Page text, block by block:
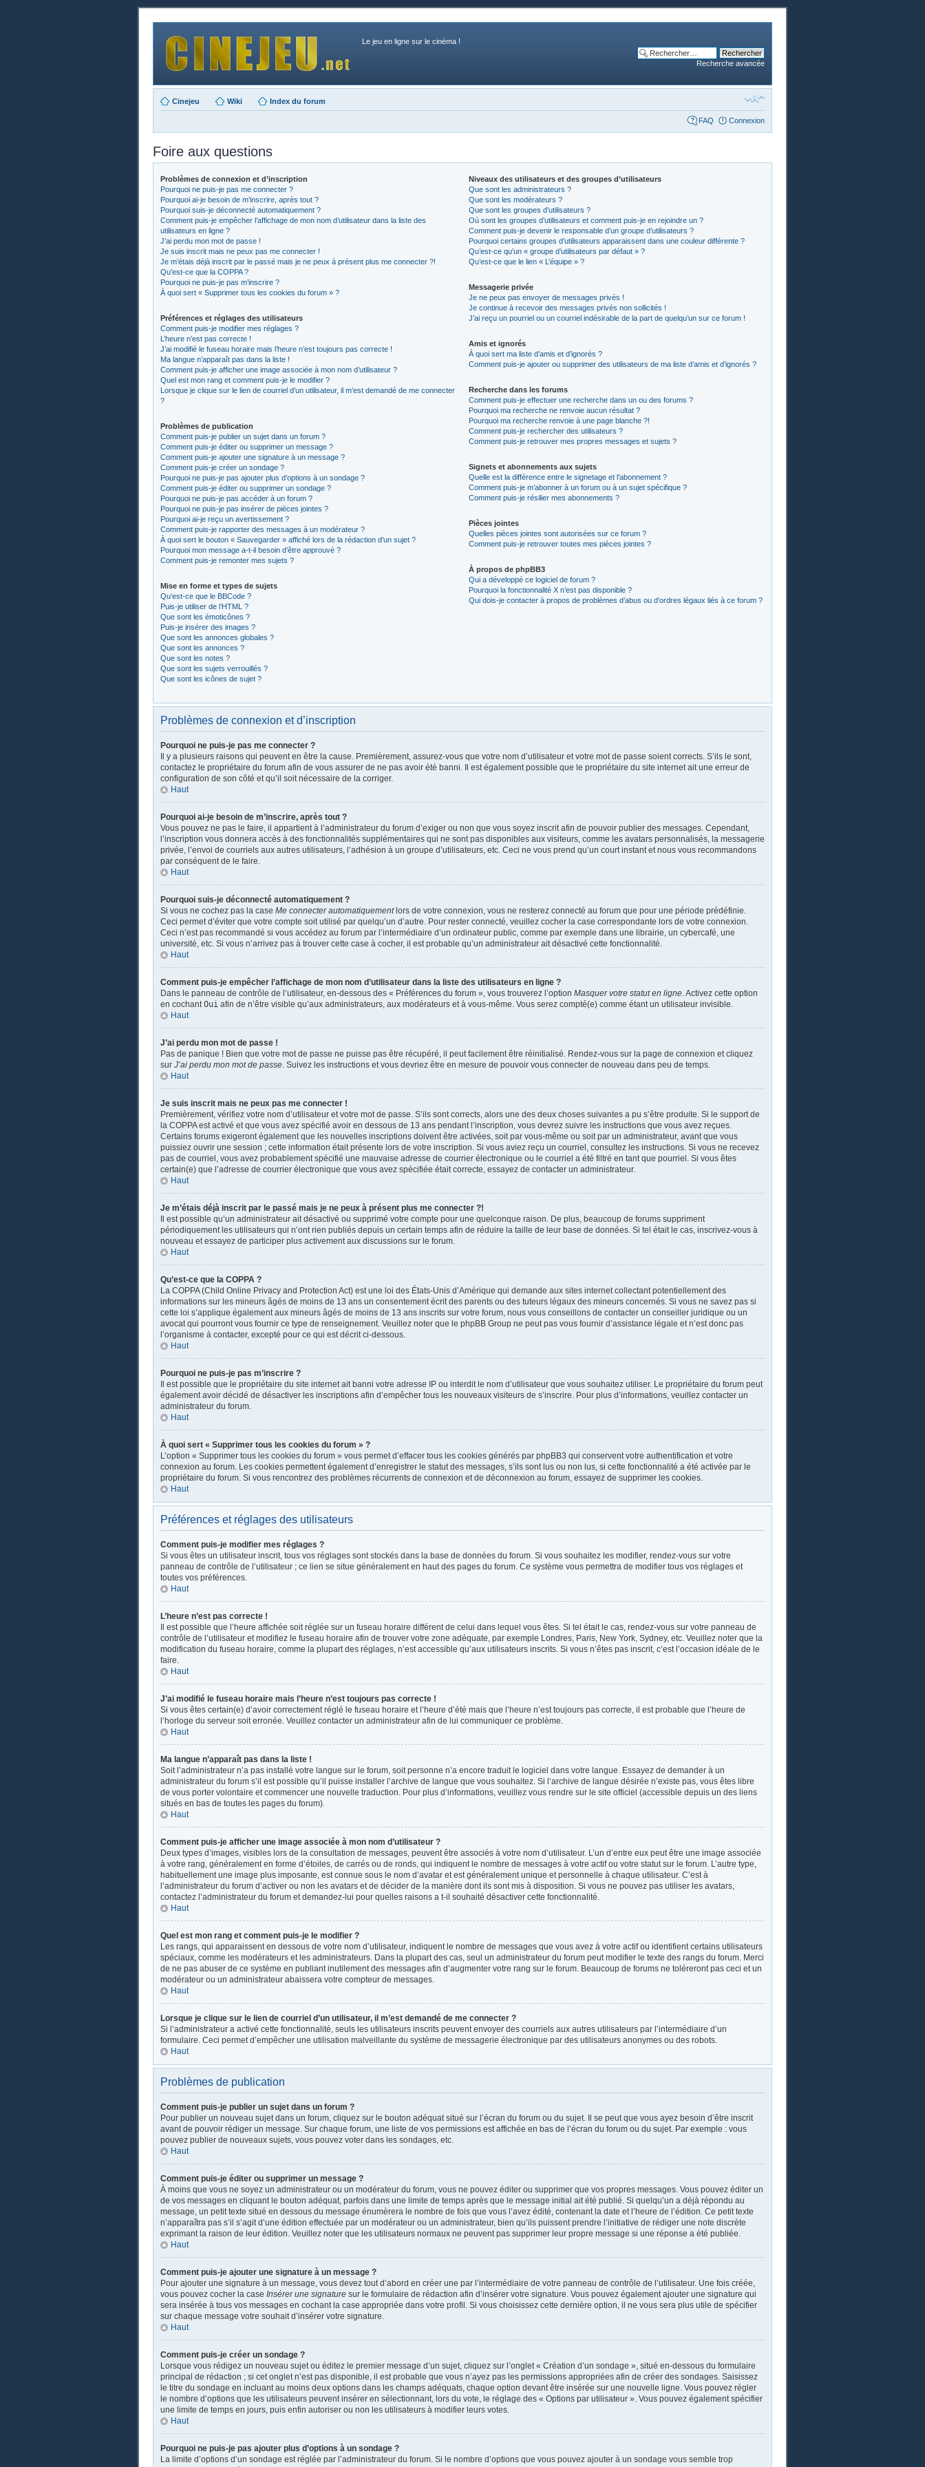
Le jeu en ligne sur le cinéma !
Recherche avancée
Cinejeu Wiki Index du forum
FAQ Connexion
Foire aux questions
Problèmes de connexion et d’inscription
Pourquoi ne puis-je pas me connecter ?
Pourquoi ai-je besoin de m’inscrire, après tout ?
Pourquoi suis-je déconnecté automatiquement ?
Comment puis-je empêcher l’affichage de mon nom d’utilisateur dans la liste des
utilisateurs en ligne ?
J’ai perdu mon mot de passe !
Je suis inscrit mais ne peux pas me connecter !
Je m’étais déjà inscrit par le passé mais je ne peux à présent plus me connecter ?!
Qu’est-ce que la COPPA ?
Pourquoi ne puis-je pas m’inscrire ?
À quoi sert « Supprimer tous les cookies du forum » ?
Préférences et réglages des utilisateurs
Comment puis-je modifier mes réglages ?
L’heure n’est pas correcte !
J’ai modifié le fuseau horaire mais l’heure n’est toujours pas correcte !
Ma langue n’apparaît pas dans la liste !
Comment puis-je afficher une image associée à mon nom d’utilisateur ?
Quel est mon rang et comment puis-je le modifier ?
Lorsque je clique sur le lien de courriel d’un utilisateur, il m’est demandé de me connecter
?
Problèmes de publication
Comment puis-je publier un sujet dans un forum ?
Comment puis-je éditer ou supprimer un message ?
Comment puis-je ajouter une signature à un message ?
Comment puis-je créer un sondage ?
Pourquoi ne puis-je pas ajouter plus d’options à un sondage ?
Comment puis-je éditer ou supprimer un sondage ?
Pourquoi ne puis-je pas accéder à un forum ?
Pourquoi ne puis-je pas insérer de pièces jointes ?
Pourquoi ai-je reçu un avertissement ?
Comment puis-je rapporter des messages à un modérateur ?
À quoi sert le bouton « Sauvegarder » affiché lors de la rédaction d’un sujet ?
Pourquoi mon message a-t-il besoin d’être approuvé ?
Comment puis-je remonter mes sujets ?
Mise en forme et types de sujets
Qu’est-ce que le BBCode ?
Puis-je utiliser de l’HTML ?
Que sont les émoticônes ?
Puis-je insérer des images ?
Que sont les annonces globales ?
Que sont les annonces ?
Que sont les notes ?
Que sont les sujets verrouillés ?
Que sont les icônes de sujet ?
Niveaux des utilisateurs et des groupes d’utilisateurs
Que sont les administrateurs ?
Que sont les modérateurs ?
Que sont les groupes d’utilisateurs ?
Où sont les groupes d’utilisateurs et comment puis-je en rejoindre un ?
Comment puis-je devenir le responsable d’un groupe d’utilisateurs ?
Pourquoi certains groupes d’utilisateurs apparaissent dans une couleur différente ?
Qu’est-ce qu’un « groupe d’utilisateurs par défaut » ?
Qu’est-ce que le lien « L’équipe » ?
Messagerie privée
Je ne peux pas envoyer de messages privés !
Je continue à recevoir des messages privés non sollicités !
J’ai reçu un pourriel ou un courriel indésirable de la part de quelqu’un sur ce forum !
Amis et ignorés
À quoi sert ma liste d’amis et d’ignorés ?
Comment puis-je ajouter ou supprimer des utilisateurs de ma liste d’amis et d’ignorés ?
Recherche dans les forums
Comment puis-je effectuer une recherche dans un ou des forums ?
Pourquoi ma recherche ne renvoie aucun résultat ?
Pourquoi ma recherche renvoie à une page blanche ?!
Comment puis-je rechercher des utilisateurs ?
Comment puis-je retrouver mes propres messages et sujets ?
Signets et abonnements aux sujets
Quelle est la différence entre le signetage et l’abonnement ?
Comment puis-je m’abonner à un forum ou à un sujet spécifique ?
Comment puis-je résilier mes abonnements ?
Pièces jointes
Quelles pièces jointes sont autorisées sur ce forum ?
Comment puis-je retrouver toutes mes pièces jointes ?
À propos de phpBB3
Qui a développé ce logiciel de forum ?
Pourquoi la fonctionnalité X n’est pas disponible ?
Qui dois-je contacter à propos de problèmes d’abus ou d’ordres légaux liés à ce forum ?
Problèmes de connexion et d’inscription
Pourquoi ne puis-je pas me connecter ?
Il y a plusieurs raisons qui peuvent en être la cause. Premièrement, assurez-vous que votre nom d’utilisateur et votre mot de passe soient corrects. S’ils le sont,
contactez le propriétaire du forum afin de vous assurer de ne pas avoir été banni. Il est également possible que le propriétaire du site internet ait une erreur de
configuration de son côté et qu’il soit nécessaire de la corriger.
Haut
Pourquoi ai-je besoin de m’inscrire, après tout ?
Vous pouvez ne pas le faire, il appartient à l’administrateur du forum d’exiger ou non que vous soyez inscrit afin de pouvoir publier des messages. Cependant,
l’inscription vous donnera accès à des fonctionnalités supplémentaires qui ne sont pas disponibles aux visiteurs, comme les avatars personnalisés, la messagerie
privée, l’envoi de courriels aux autres utilisateurs, l’adhésion à un groupe d’utilisateurs, etc. Ceci ne vous prend qu’un court instant et nous vous recommandons
par conséquent de le faire.
Haut
Pourquoi suis-je déconnecté automatiquement ?
Si vous ne cochez pas la case Me connecter automatiquementlors de votre connexion, vous ne resterez connecté au forum que pour une période prédéfinie.
Ceci permet d’éviter que votre compte soit utilisé par quelqu’un d’autre. Pour rester connecté, veuillez cocher la case correspondante lors de votre connexion.
Ceci n’est pas recommandé si vous accédez au forum par l’intermédiaire d’un ordinateur public, comme par exemple dans une librairie, un cybercafé, une
université, etc. Si vous n’arrivez pas à trouver cette case à cocher, il est probable qu’un administrateur ait désactivé cette fonctionnalité.
Haut
Comment puis-je empêcher l’affichage de mon nom d’utilisateur dans la liste des utilisateurs en ligne ?
Dans le panneau de contrôle de l’utilisateur, en-dessous des « Préférences du forum », vous trouverez l’option Masquer votre statut en ligne. Activez cette option
en cochantOui afin de n’être visible qu’aux administrateurs, aux modérateurs et à vous-même. Vous serez compté(e) comme étant un utilisateur invisible.
Haut
J’ai perdu mon mot de passe !
Pas de panique ! Bien que votre mot de passe ne puisse pas être récupéré, il peut facilement être réinitialisé. Rendez-vous sur la page de connexion et cliquez
sur J’ai perdu mon mot de passe. Suivez les instructions et vous devriez être en mesure de pouvoir vous connecter de nouveau dans peu de temps.
Haut
Je suis inscrit mais ne peux pas me connecter !
Premièrement, vérifiez votre nom d’utilisateur et votre mot de passe. S’ils sont corrects, alors une des deux choses suivantes a pu s’être produite. Si le support de
la COPPA est activé et que vous avez spécifié avoir en dessous de 13 ans pendant l’inscription, vous devrez suivre les instructions que vous avez reçues.
Certains forums exigeront également que les nouvelles inscriptions doivent être activées, soit par vous-même ou soit par un administrateur, avant que vous
puissiez ouvrir une session ; cette information était présente lors de votre inscription. Si vous aviez reçu un courriel, consultez les instructions. Si vous ne recevez
pas de courriel, vous avez probablement spécifié une mauvaise adresse de courrier électronique ou le courriel a été filtré en tant que pourriel. Si vous êtes
certain(e) que l’adresse de courrier électronique que vous avez spécifiée était correcte, essayez de contacter un administrateur.
Haut
Je m’étais déjà inscrit par le passé mais je ne peux à présent plus me connecter ?!
Il est possible qu’un administrateur ait désactivé ou supprimé votre compte pour une quelconque raison. De plus, beaucoup de forums suppriment
périodiquement les utilisateurs qui n’ont rien publiés depuis un certain temps afin de réduire la taille de leur base de données. Si tel était le cas, inscrivez-vous à
nouveau et essayez de participer plus activement aux discussions sur le forum.
Haut
Qu’est-ce que la COPPA ?
La COPPA (Child Online Privacy and Protection Act) est une loi des États-Unis d’Amérique qui demande aux sites internet collectant potentiellement des
informations sur les mineurs âgés de moins de 13 ans un consentement écrit des parents ou des tuteurs légaux des mineurs concernés. Si vous ne savez pas si
cette loi s’applique également aux mineurs âgés de moins de 13 ans inscrits sur votre forum, nous vous conseillons de contacter un conseiller juridique ou un
avocat qui pourront vous fournir ce type de renseignement. Veuillez noter que le phpBB Group ne peut pas vous fournir d’assistance légale et n’est donc pas
l’organisme à contacter, excepté pour ce qui est décrit ci-dessous.
Haut
Pourquoi ne puis-je pas m’inscrire ?
Il est possible que le propriétaire du site internet ait banni votre adresse IP ou interdit le nom d’utilisateur que vous souhaitez utiliser. Le propriétaire du forum peut
également avoir décidé de désactiver les inscriptions afin d’empêcher tous les nouveaux visiteurs de s’inscrire. Pour plus d’informations, veuillez contacter un
administrateur du forum.
Haut
À quoi sert « Supprimer tous les cookies du forum » ?
L’option « Supprimer tous les cookies du forum » vous permet d’effacer tous les cookies générés par phpBB3 qui conservent votre authentification et votre
connexion au forum. Les cookies permettent également d’enregistrer le statut des messages, s’ils sont lus ou non lus, si cette fonctionnalité a été activée par le
propriétaire du forum. Si vous rencontrez des problèmes récurrents de connexion et de déconnexion au forum, essayez de supprimer les cookies.
Haut
Préférences et réglages des utilisateurs
Comment puis-je modifier mes réglages ?
Si vous êtes un utilisateur inscrit, tous vos réglages sont stockés dans la base de données du forum. Si vous souhaitez les modifier, rendez-vous sur votre
panneau de contrôle de l’utilisateur ; ce lien se situe généralement en haut des pages du forum. Ce système vous permettra de modifier tous vos réglages et
toutes vos préférences.
Haut
L’heure n’est pas correcte !
Il est possible que l’heure affichée soit réglée sur un fuseau horaire différent de celui dans lequel vous êtes. Si tel était le cas, rendez-vous sur votre panneau de
contrôle de l’utilisateur et modifiez le fuseau horaire afin de trouver votre zone adéquate, par exemple Londres, Paris, New York, Sydney, etc. Veuillez noter que la
modification du fuseau horaire, comme la plupart des réglages, n’est accessible qu’aux utilisateurs inscrits. Si vous n’êtes pas inscrit, c’est l’occasion idéale de le
faire.
Haut
J’ai modifié le fuseau horaire mais l’heure n’est toujours pas correcte !
Si vous êtes certain(e) d’avoir correctement réglé le fuseau horaire et l’heure d’été mais que l’heure n’est toujours pas correcte, il est probable que l’heure de
l’horloge du serveur soit erronée. Veuillez contacter un administrateur afin de lui communiquer ce problème.
Haut
Ma langue n’apparaît pas dans la liste !
Soit l’administrateur n’a pas installé votre langue sur le forum, soit personne n’a encore traduit le logiciel dans votre langue. Essayez de demander à un
administrateur du forum s’il est possible qu’il puisse installer l’archive de langue que vous souhaitez. Si l’archive de langue désirée n’existe pas, vous êtes libre
de vous porter volontaire et commencer une nouvelle traduction. Pour plus d’informations, veuillez vous rendre sur le site officiel (accessible depuis un des liens
situés en bas de toutes les pages du forum).
Haut
Comment puis-je afficher une image associée à mon nom d’utilisateur ?
Deux types d’images, visibles lors de la consultation de messages, peuvent être associés à votre nom d’utilisateur. L’un d’entre eux peut être une image associée
à votre rang, généralement en forme d’étoiles, de carrés ou de ronds, qui indiquent le nombre de messages à votre actif ou votre statut sur le forum. L’autre type,
habituellement une image plus imposante, est connue sous le nom d’avatar et est généralement unique et personnelle à chaque utilisateur. C’est à
l’administrateur du forum d’activer ou non les avatars et de décider de la manière dont ils sont mis à disposition. Si vous ne pouvez pas utiliser les avatars,
contactez l’administrateur du forum et demandez-lui pour quelles raisons a t-il souhaité désactiver cette fonctionnalité.
Haut
Quel est mon rang et comment puis-je le modifier ?
Les rangs, qui apparaissent en dessous de votre nom d’utilisateur, indiquent le nombre de messages que vous avez à votre actif ou identifient certains utilisateurs
spéciaux, comme les modérateurs et les administrateurs. Dans la plupart des cas, seul un administrateur du forum peut modifier le texte des rangs du forum. Merci
de ne pas abuser de ce système en publiant inutilement des messages afin d’augmenter votre rang sur le forum. Beaucoup de forums ne toléreront pas ceci et un
modérateur ou un administrateur abaissera votre compteur de messages.
Haut
Lorsque je clique sur le lien de courriel d’un utilisateur, il m’est demandé de me connecter ?
Si l’administrateur a activé cette fonctionnalité, seuls les utilisateurs inscrits peuvent envoyer des courriels aux autres utilisateurs par l’intermédiaire d’un
formulaire. Ceci permet d’empêcher une utilisation malveillante du système de messagerie électronique par des utilisateurs anonymes ou des robots.
Haut
Problèmes de publication
Comment puis-je publier un sujet dans un forum ?
Pour publier un nouveau sujet dans un forum, cliquez sur le bouton adéquat situé sur l’écran du forum ou du sujet. Il se peut que vous ayez besoin d’être inscrit
avant de pouvoir rédiger un message. Sur chaque forum, une liste de vos permissions est affichée en bas de l’écran du forum ou du sujet. Par exemple : vous
pouvez publier de nouveaux sujets, vous pouvez voter dans les sondages, etc.
Haut
Comment puis-je éditer ou supprimer un message ?
À moins que vous ne soyez un administrateur ou un modérateur du forum, vous ne pouvez éditer ou supprimer que vos propres messages. Vous pouvez éditer un
de vos messages en cliquant le bouton adéquat, parfois dans une limite de temps après que le message initial ait été publié. Si quelqu’un a déjà répondu au
message, un petit texte situé en dessous du message énumèrera le nombre de fois que vous l’avez édité, contenant la date et l’heure de l’édition. Ce petit texte
n’apparaîtra pas s’il s’agit d’une édition effectuée par un modérateur ou un administrateur, bien qu’ils puissent prendre l’initiative de rédiger une note discrète
exprimant la raison de leur édition. Veuillez noter que les utilisateurs normaux ne peuvent pas supprimer leur propre message si une réponse a été publiée.
Haut
Comment puis-je ajouter une signature à un message ?
Pour ajouter une signature à un message, vous devez tout d’abord en créer une par l’intermédiaire de votre panneau de contrôle de l’utilisateur. Une fois créée,
vous pouvez cocher la case Insérer une signature sur le formulaire de rédaction afin d’insérer votre signature. Vous pouvez également ajouter une signature qui
sera insérée à tous vos messages en cochant la case appropriée dans votre profil. Si vous choisissez cette dernière option, il ne vous sera plus utile de spécifier
sur chaque message votre souhait d’insérer votre signature.
Haut
Comment puis-je créer un sondage ?
Lorsque vous rédigez un nouveau sujet ou éditez le premier message d’un sujet, cliquez sur l’onglet « Création d’un sondage », situé en-dessous du formulaire
principal de rédaction ; si cet onglet n’est pas disponible, il est probable que vous n’ayez pas les permissions appropriées afin de créer des sondages. Saisissez
le titre du sondage en incluant au moins deux options dans les champs adéquats, chaque option devant être insérée sur une nouvelle ligne. Vous pouvez régler
le nombre d’options que les utilisateurs peuvent insérer en sélectionnant, lors du vote, le réglage des « Options par utilisateur ». Vous pouvez également spécifier
une limite de temps en jours, puis enfin autoriser ou non les utilisateurs à modifier leurs votes.
Haut
Pourquoi ne puis-je pas ajouter plus d’options à un sondage ?
La limite d’options d’un sondage est réglée par l’administrateur du forum. Si le nombre d’options que vous pouvez ajouter à un sondage vous semble trop